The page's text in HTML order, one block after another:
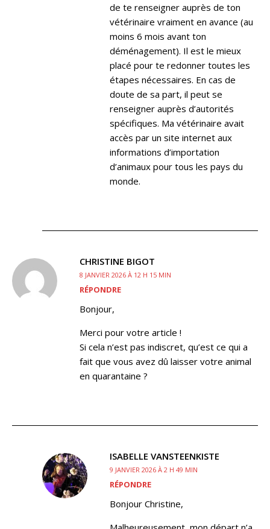
de te renseigner auprès de ton
vétérinaire vraiment en avance (au
moins 6 mois avant ton
déménagement). Il est le mieux
placé pour te redonner toutes les
étapes nécessaires. En cas de
doute de sa part, il peut se
renseigner auprès d’autorités
spécifiques. Ma vétérinaire avait
accès par un site internet aux
informations d’importation
d’animaux pour tous les pays du
monde.
CHRISTINE BIGOT
8 JANVIER 2026 À 12 H 15 MIN
RÉPONDRE
Bonjour,
Merci pour votre article !
Si cela n’est pas indiscret, qu’est ce qui a
fait que vous avez dû laisser votre animal
en quarantaine ?
ISABELLE VANSTEENKISTE
9 JANVIER 2026 À 2 H 49 MIN
RÉPONDRE
Bonjour Christine,